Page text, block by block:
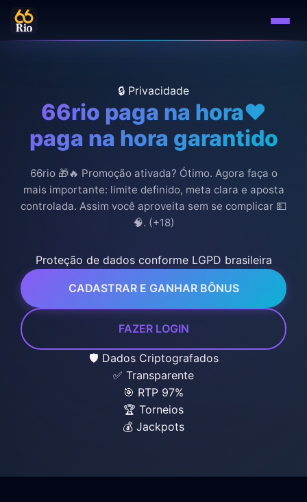
🔒 Privacidade
66rio paga na hora❤️
paga na hora garantido
66rio 🎁🔥 Promoção ativada? Ótimo. Agora faça o
mais importante: limite definido, meta clara e aposta
controlada. Assim você aproveita sem se complicar 💵
🧠. (+18)
Proteção de dados conforme LGPD brasileira
CADASTRAR E GANHAR BÔNUS
FAZER LOGIN
🛡️ Dados Criptografados
✅ Transparente
🎯 RTP 97%
🏆 Torneios
💰 Jackpots